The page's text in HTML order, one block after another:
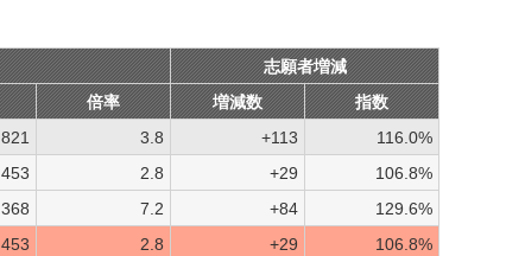
志願者増減
倍率 増減数
指数
821 3.8 +113
116.0%
453 2.8 +29
106.8%
368 7.2 +84
129.6%
453 2.8 +29
106.8%